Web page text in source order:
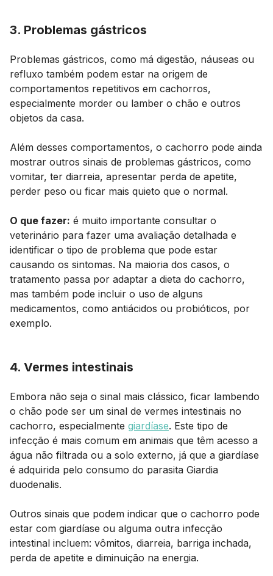
3. Problemas gástricos
Problemas gástricos, como má digestão, náuseas ou
refluxo também podem estar na origem de
comportamentos repetitivos em cachorros,
especialmente morder ou lamber o chão e outros
objetos da casa.
Além desses comportamentos, o cachorro pode ainda
mostrar outros sinais de problemas gástricos, como
vomitar, ter diarreia, apresentar perda de apetite,
perder peso ou ficar mais quieto que o normal.
O que fazer: é muito importante consultar o
veterinário para fazer uma avaliação detalhada e
identificar o tipo de problema que pode estar
causando os sintomas. Na maioria dos casos, o
tratamento passa por adaptar a dieta do cachorro,
mas também pode incluir o uso de alguns
medicamentos, como antiácidos ou probióticos, por
exemplo.
4. Vermes intestinais
Embora não seja o sinal mais clássico, ficar lambendo
o chão pode ser um sinal de vermes intestinais no
cachorro, especialmente giardíase. Este tipo de
infecção é mais comum em animais que têm acesso a
água não filtrada ou a solo externo, já que a giardíase
é adquirida pelo consumo do parasita Giardia
duodenalis.
Outros sinais que podem indicar que o cachorro pode
estar com giardíase ou alguma outra infecção
intestinal incluem: vômitos, diarreia, barriga inchada,
perda de apetite e diminuição na energia.